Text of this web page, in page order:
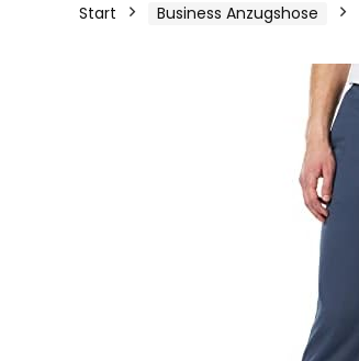
Start Business Anzugshose